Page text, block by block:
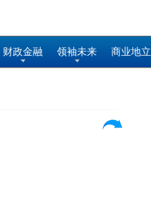
财政金融 领袖未来 商业地立